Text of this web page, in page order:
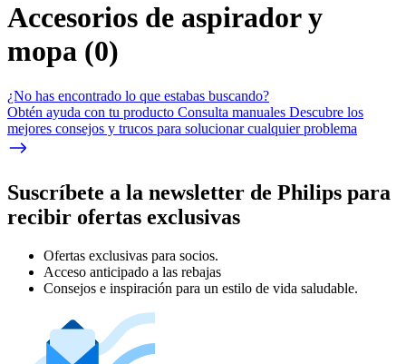
Accesorios de aspirador y
mopa (0)
¿No has encontrado lo que estabas buscando?
Obtén ayuda con tu producto Consulta manuales Descubre los
mejores consejos y trucos para solucionar cualquier problema
Suscríbete a la newsletter de Philips para
recibir ofertas exclusivas
Ofertas exclusivas para socios.
Acceso anticipado a las rebajas
Consejos e inspiración para un estilo de vida saludable.